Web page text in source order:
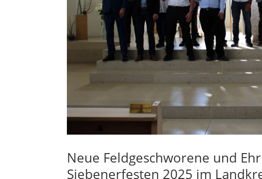
Neue Feldgeschworene und
Siebenerfesten 2025 im